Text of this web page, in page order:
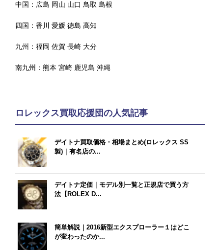
中国： 広島 岡山 山口 鳥取 島根
四国：香川 愛媛 徳島 高知
九州：福岡 佐賀 長崎 大分
南九州：熊本 宮崎 鹿児島 沖縄
ロレックス買取応援団の人気記事
デイトナ買取価格・相場まとめ(ロレックス SS
製)｜有名店の...
デイトナ定価｜モデル別一覧と正規店で買う方
法【ROLEX D...
簡単解説｜2016新型エクスプローラー１はどこ
が変わったのか...